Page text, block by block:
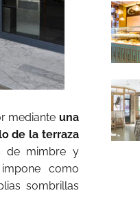
mediante una
de la terraza
de mimbre y
como
sombrillas